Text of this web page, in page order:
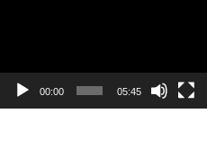
00:00 05:45